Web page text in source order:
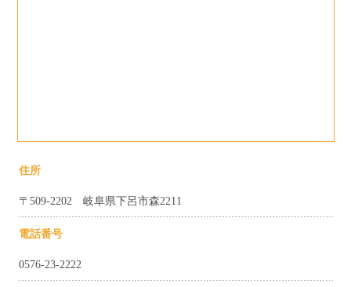
住所
〒509-2202 岐阜県下呂市森2211
電話番号
0576-23-2222